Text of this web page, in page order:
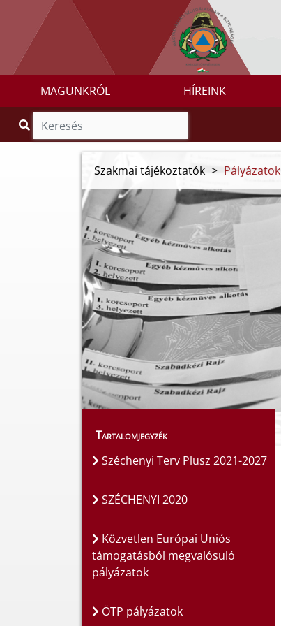
MAGUNKRÓL HÍREINK
Szakmai tájékoztatók > Pályázatok
Tartalomjegyzék
Széchenyi Terv Plusz 2021-2027
SZÉCHENYI 2020
Közvetlen Európai Uniós
támogatásból megvalósuló
pályázatok
ÖTP pályázatok